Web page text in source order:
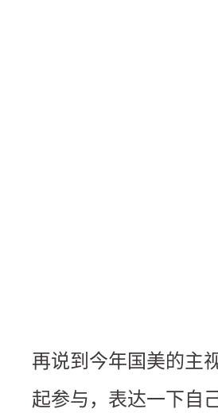
再说到今年国美的主
起参与，表达一下自